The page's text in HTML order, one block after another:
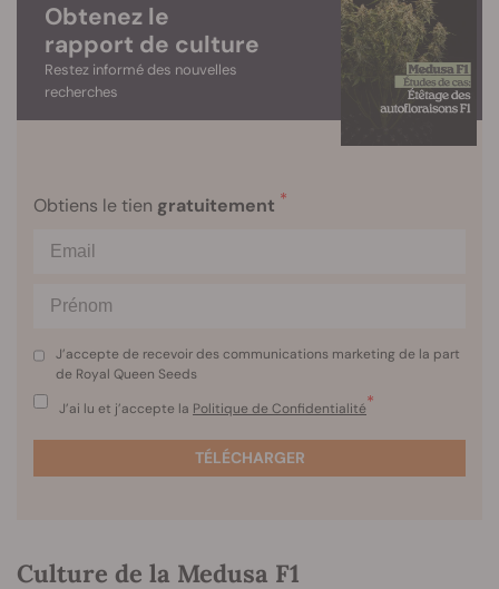
Obtenez le
rapport de culture
Restez informé des nouvelles
recherches
Obtiens le tien gratuitement *
J’accepte de recevoir des communications marketing de la part
de Royal Queen Seeds
J’ai lu et j’accepte la Politique de Confidentialité*
TÉLÉCHARGER
Culture de la Medusa F1